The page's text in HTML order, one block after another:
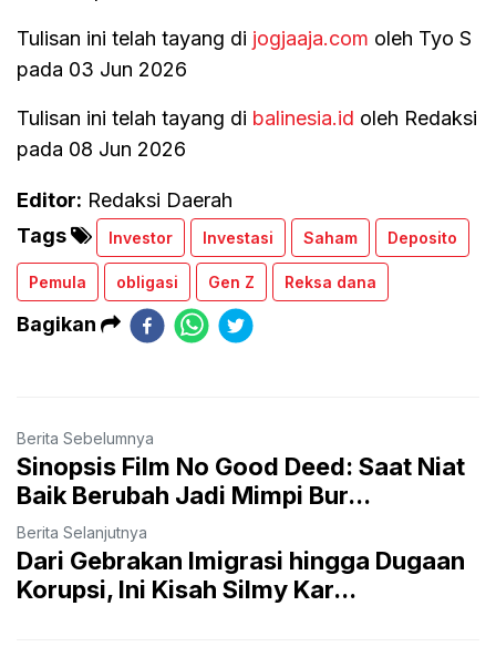
Tulisan ini telah tayang di jogjaaja.com oleh Tyo S
pada 03 Jun 2026
Tulisan ini telah tayang di balinesia.id oleh Redaksi
pada 08 Jun 2026
Editor: Redaksi Daerah
Tags
Investor Investasi Saham Deposito
Pemula obligasi Gen Z Reksa dana
Bagikan
Berita Sebelumnya
Sinopsis Film No Good Deed: Saat Niat
Baik Berubah Jadi Mimpi Bur...
Berita Selanjutnya
Dari Gebrakan Imigrasi hingga Dugaan
Korupsi, Ini Kisah Silmy Kar...